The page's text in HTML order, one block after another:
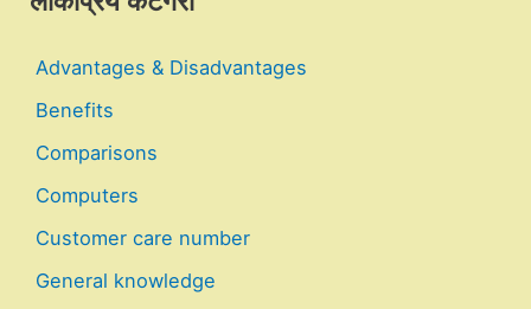
Advantages & Disadvantages
Benefits
Comparisons
Computers
Customer care number
General knowledge